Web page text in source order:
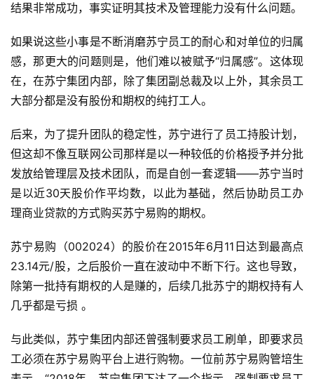
结果非常成功，事实证明其技术及管理能力没有什么问题。
如果说这些小事是不断消磨苏宁员工的耐心和对单位的归属
感，那更大的问题则是，他们难以被赋予“归属感”。这体现
在，在苏宁集团内部，除了集团副总裁及以上外，其余员工
大部分都是没有股份和期权的纯打工人。
后来，为了提升团队的稳定性，苏宁进行了员工持股计划，
但这却不像互联网公司那样是以一种较低的价格授予并分批
发放给管理层及技术团队，而是自创一套逻辑——苏宁当时
是以近30天股价作平均数，以此为基础，然后协助员工办
理商业贷款的方式购买苏宁易购的期权。
苏宁易购（002024）的股价在2015年6月11日达到最高点
23.14元/股，之后股价一直在波动中不断下行。这也导致，
除第一批持有期权的人是赚的，后续几批苏宁的期权持有人
几乎都是亏损 。
与此类似，苏宁集团内部还曾强制要求员工刷单，即要求员
工必须在苏宁易购平台上进行购物。一位前苏宁易购管培生